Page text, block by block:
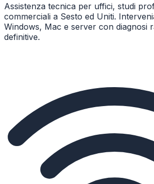
Assistenza tecnica per uffici, studi
commerciali a Sesto ed Uniti.
Windows, Mac e server con diagnosi
definitive.